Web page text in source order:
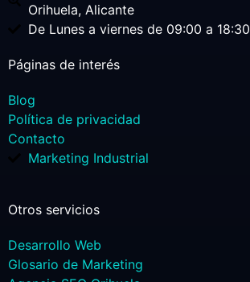
Otros servicios
Desarrollo Web
Glosario de Marketing
Páginas de interés
Blog
Política de privacidad
Contacto
Marketing Industrial
Orihuela, Alicante
De Lunes a viernes de 09:00 a 18:30